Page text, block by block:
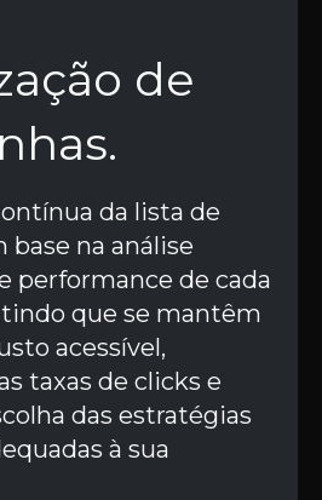
de
da lista de
base na análise
performance de cada
que se mantêm
acessível,
taxas de clicks e
das estratégias
à sua